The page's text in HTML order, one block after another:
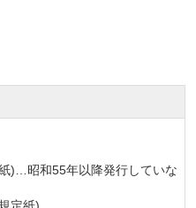
)…昭和55年以降発行していな